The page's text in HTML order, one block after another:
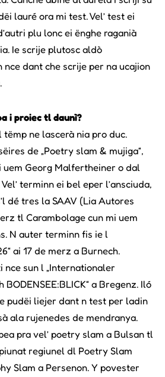
lauré ora mi test. Vel’ test ei
plu lonc ei ënghe raganià
Ie scrije plutosc aldò
nce dant che scrije per na ucajion
i proiec tl daunì?
tëmp ne lascerà nia pro duc.
de „Poetry slam & mujiga“,
uem Georg Malfertheiner o dal
terminn ei bel eper l’ansciuda,
dé tres la SAAV (Lia Autores
tl Carambolage cun mi uem
N auter terminn fis ie l
ai 17 de merz a Burnech.
nce sun l „Internationaler
a Bregenz. Iló
pudëi liejer dant n test per ladin
ala rujenedes de mendranya.
pra vel’ poetry slam a Bulsan tl
regiunel dl Poetry Slam
Slam a Persenon. Y povester